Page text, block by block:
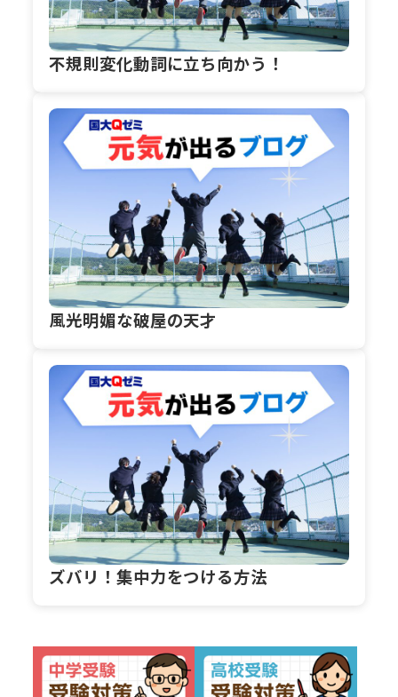
不規則変化動詞に立ち向かう！
風光明媚な破屋の天才
ズバリ！集中力をつける方法